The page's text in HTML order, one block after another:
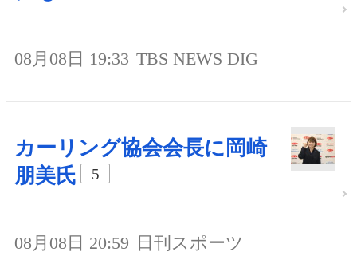
08月08日 19:33 TBS NEWS DIG
カーリング協会会長に岡崎
朋美氏
5
08月08日 20:59 日刊スポーツ